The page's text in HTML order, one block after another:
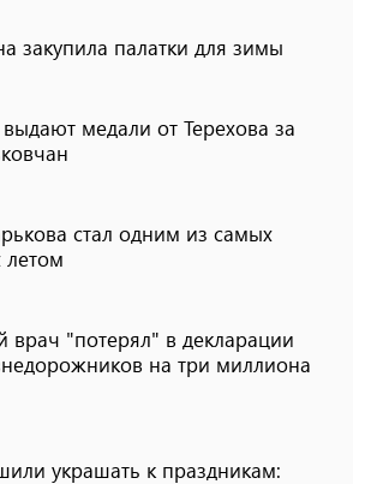
закупила палатки для зимы
медали от Терехова за
стал одним из самых
летом
врач "потерял" в декларации
на три миллиона
украшать к праздникам: